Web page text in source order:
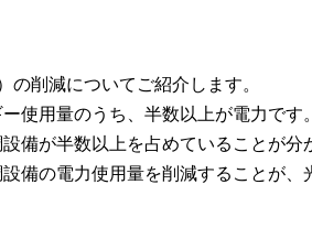
の削減についてご紹介します。
使用量のうち、半数以上が電力です
備が半数以上を占めていることが分
備の電力使用量を削減することが、